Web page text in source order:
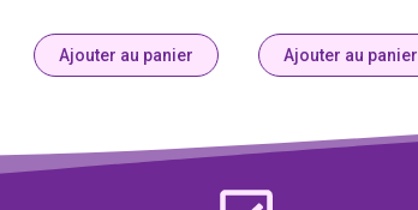
Ajouter au panier Ajouter au panier